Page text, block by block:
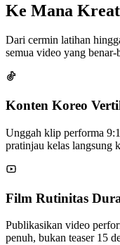
Ke Mana
Dari cermin latihan
semua video yang
Konten Koreo
Unggah klip performa
pratinjau kelas langsung
Film Rutinitas
Publikasikan video
penuh, bukan teaser 15